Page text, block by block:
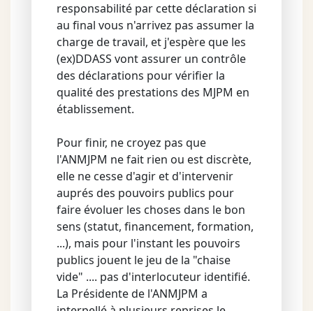
responsabilité par cette déclaration si
au final vous n'arrivez pas assumer la
charge de travail, et j'espère que les
(ex)DDASS vont assurer un contrôle
des déclarations pour vérifier la
qualité des prestations des MJPM en
établissement.
Pour finir, ne croyez pas que
l'ANMJPM ne fait rien ou est discrète,
elle ne cesse d'agir et d'intervenir
auprés des pouvoirs publics pour
faire évoluer les choses dans le bon
sens (statut, financement, formation,
...), mais pour l'instant les pouvoirs
publics jouent le jeu de la "chaise
vide" .... pas d'interlocuteur identifié.
La Présidente de l'ANMJPM a